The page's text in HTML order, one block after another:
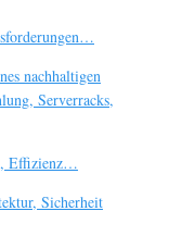
Effizienz…